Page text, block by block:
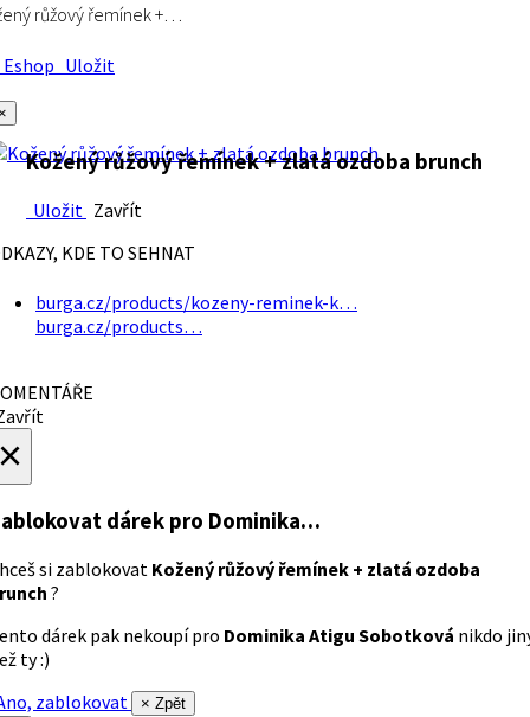
růžový řemínek +…
Uložit
Kožený růžový řemínek + zlatá ozdoba brunch
Uložit Zavřít
KDE TO SEHNAT
burga.cz/products/kozeny-reminek-k…
burga.cz/products…
dárek pro Dominika…
si zablokovat Kožený růžový řemínek + zlatá ozdoba
?
dárek pak nekoupí pro Dominika Atigu Sobotková nikdo
ty :)
zablokovat
× Zpět